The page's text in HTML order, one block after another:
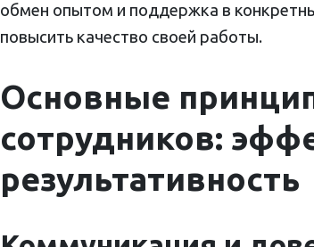
обмен опытом и поддержка в
повысить качество своей работы.
Основные
сотрудников:
результативность